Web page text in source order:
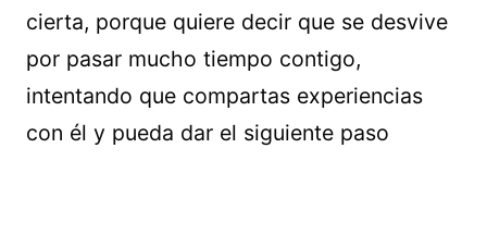
cierta, porque quiere decir que se desvive
por pasar mucho tiempo contigo,
intentando que compartas experiencias
con él y pueda dar el siguiente paso